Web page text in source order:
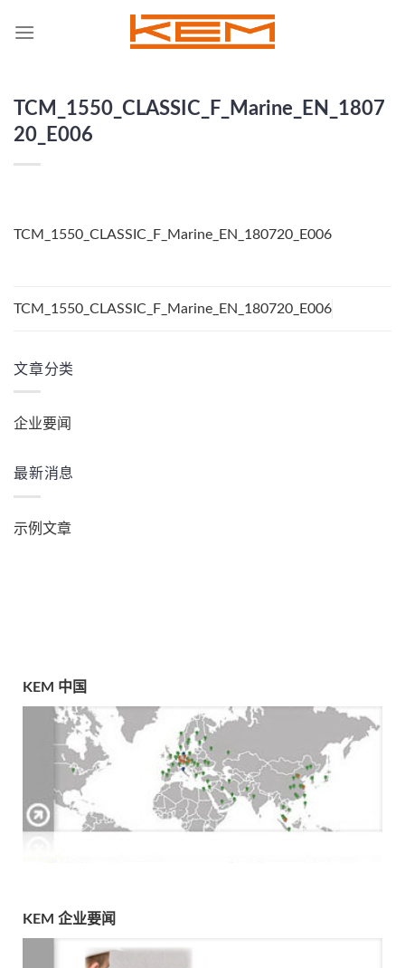
TCM_1550_CLASSIC_F_Marine_EN_1807
20_E006
TCM_1550_CLASSIC_F_Marine_EN_180720_E006
TCM_1550_CLASSIC_F_Marine_EN_180720_E006
文章分类
企业要闻
最新消息
示例文章
KEM 中国
KEM 企业要闻